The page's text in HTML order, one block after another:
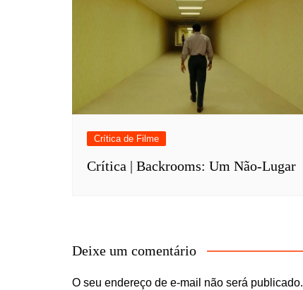
Crítica de Filme
Crítica | Backrooms: Um Não-Lugar
Deixe um comentário
O seu endereço de e-mail não será publicado.